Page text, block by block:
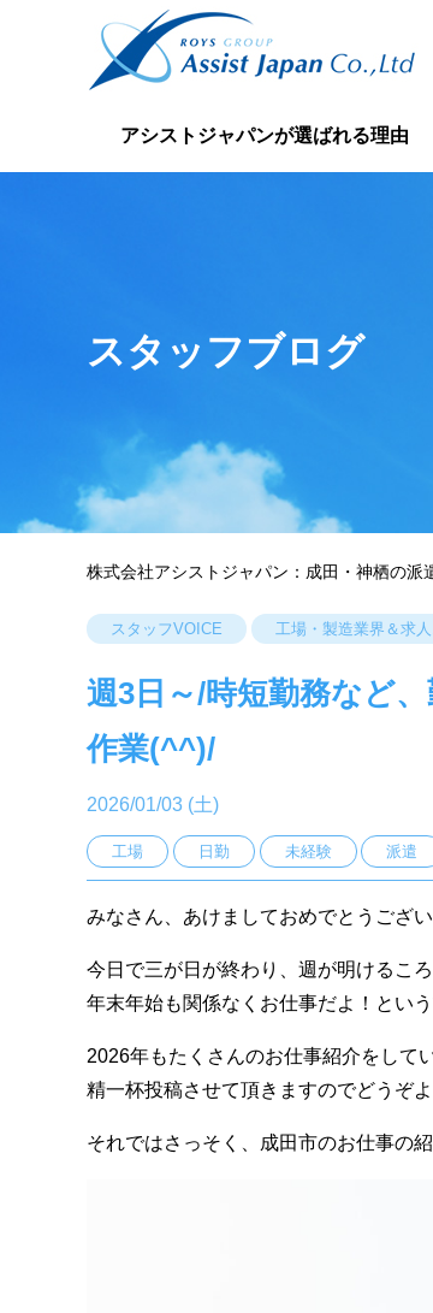
アシストジャパンが選ばれる理由
スタッフブログ
株式会社アシストジャパン：成田・神栖の派
スタッフVOICE 工場・製造業界＆求
週3日～/時短勤務など
作業(^^)/
2026/01/03 (土)
工場 日勤 未経験 派遣
みなさん、あけましておめでとうござ
今日で三が日が終わり、週が明けるこ
年末年始も関係なくお仕事だよ！とい
2026年もたくさんのお仕事紹介をして
精一杯投稿させて頂きますのでどうぞ
それではさっそく、成田市のお仕事の